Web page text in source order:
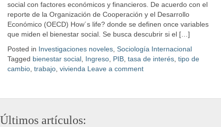
social con factores económicos y financieros. De acuerdo con el
reporte de la Organización de Cooperación y el Desarrollo
Económico (OECD) How´s life? donde se definen once variables
que miden el bienestar social. Se busca descubrir si el […]
Posted in Investigaciones noveles Sociología Internacional
Tagged bienestar social Ingreso PIB tasa de interés tipo de
cambio trabajo vivienda Leave a comment
Últimos artículos: